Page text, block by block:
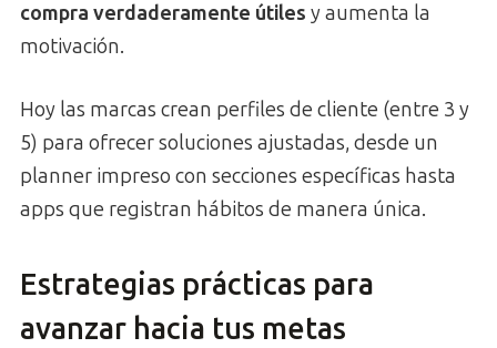
compra verdaderamente útiles y aumenta la
motivación.
Hoy las marcas crean perfiles de cliente (entre 3 y
5) para ofrecer soluciones ajustadas, desde un
planner impreso con secciones específicas hasta
apps que registran hábitos de manera única.
Estrategias prácticas para
avanzar hacia tus metas